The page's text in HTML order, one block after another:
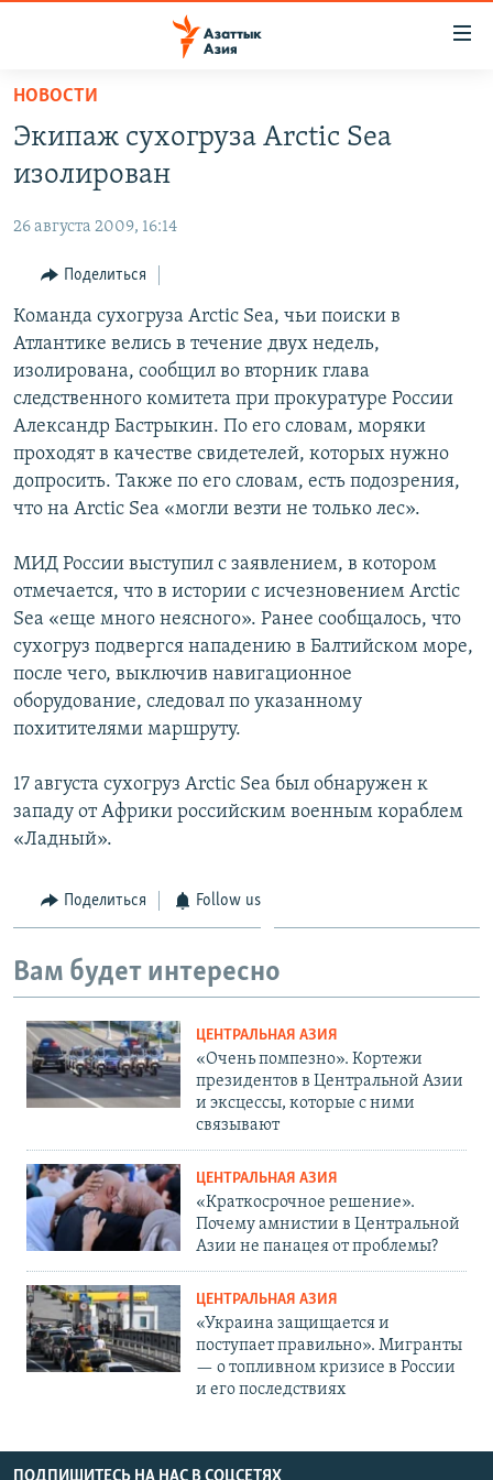
Вернуться
основному
содержанию
навигации
Вернутся
поиску
УЗБЕКИСТАН
ТАДЖИКИСТАН
ВОЙНА В УКРАИНЕ
НА ДРУГИХ ЯЗЫКАХ
ҚАЗАҚША
КЫРГЫЗЧА
ТОҶИКӢ
TÜRKMENÇE
Все сайты РСЕ/РС
НОВОСТИ
Экипаж сухогруза Arctic Sea
изолирован
26 августа 2009, 16:14
Поделиться
Команда сухогруза Arctic Sea, чьи поиски в
Атлантике велись в течение двух недель,
изолирована, сообщил во вторник глава
следственного комитета при прокуратуре России
Александр Бастрыкин. По его словам, моряки
проходят в качестве свидетелей, которых нужно
допросить. Также по его словам, есть подозрения,
что на Arctic Sea «могли везти не только лес».
МИД России выступил с заявлением, в котором
отмечается, что в истории с исчезновением Arctic
Sea «еще много неясного». Ранее сообщалось, что
сухогруз подвергся нападению в Балтийском море,
после чего, выключив навигационное
оборудование, следовал по указанному
похитителями маршруту.
17 августа сухогруз Arctic Sea был обнаружен к
западу от Африки российским военным кораблем
«Ладный».
Поделиться Follow us
Вам будет интересно
ЦЕНТРАЛЬНАЯ АЗИЯ
«Очень помпезно». Кортежи
президентов в Центральной Азии
и эксцессы, которые с ними
связывают
ЦЕНТРАЛЬНАЯ АЗИЯ
«Краткосрочное решение».
Почему амнистии в Центральной
Азии не панацея от проблемы?
ЦЕНТРАЛЬНАЯ АЗИЯ
«Украина защищается и
поступает правильно». Мигранты
— о топливном кризисе в России
и его последствиях